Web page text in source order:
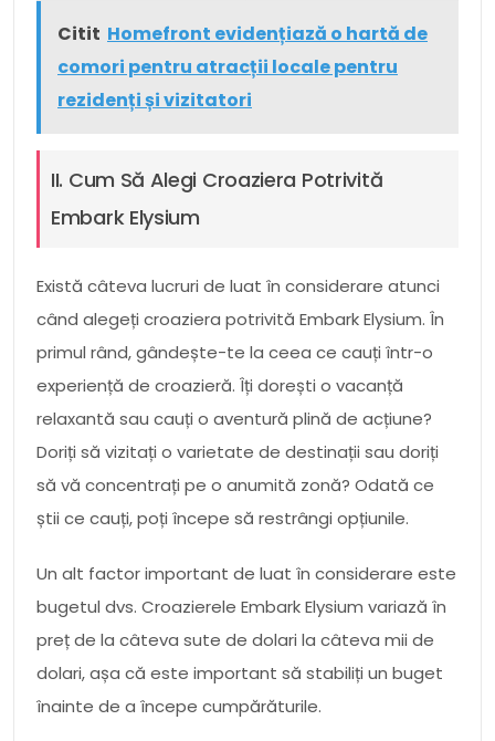
Citit Homefront evidențiază o hartă de
comori pentru atracții locale pentru
rezidenți și vizitatori
II. Cum Să Alegi Croaziera Potrivită
Embark Elysium
Există câteva lucruri de luat în considerare atunci
când alegeți croaziera potrivită Embark Elysium. În
primul rând, gândește-te la ceea ce cauți într-o
experiență de croazieră. Îți dorești o vacanță
relaxantă sau cauți o aventură plină de acțiune?
Doriți să vizitați o varietate de destinații sau doriți
să vă concentrați pe o anumită zonă? Odată ce
știi ce cauți, poți începe să restrângi opțiunile.
Un alt factor important de luat în considerare este
bugetul dvs. Croazierele Embark Elysium variază în
preț de la câteva sute de dolari la câteva mii de
dolari, așa că este important să stabiliți un buget
înainte de a începe cumpărăturile.